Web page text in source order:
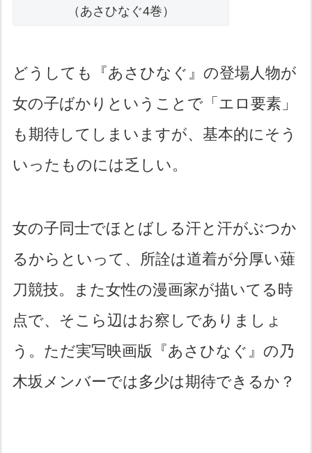
（あさひなぐ4巻）
どうしても『あさひなぐ』の登場人物が
女の子ばかりということで「エロ要素」
も期待してしまいますが、基本的にそう
いったものには乏しい。
女の子同士でほとばしる汗と汗がぶつか
るからといって、所詮は道着が分厚い薙
刀競技。また女性の漫画家が描いてる時
点で、そこら辺はお察しでありましょ
う。ただ実写映画版『あさひなぐ』の乃
木坂メンバーでは多少は期待できるか？